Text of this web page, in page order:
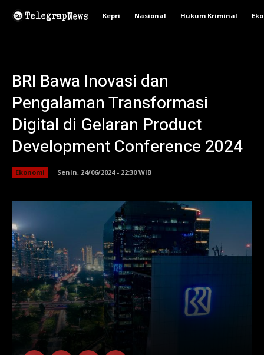
Kepri Nasional Hukum Kriminal
BRI Bawa Inovasi dan
Pengalaman Transformasi
Digital di Gelaran Product
Development Conference 2024
Ekonomi Senin, 24/06/2024 - 22:30 WIB